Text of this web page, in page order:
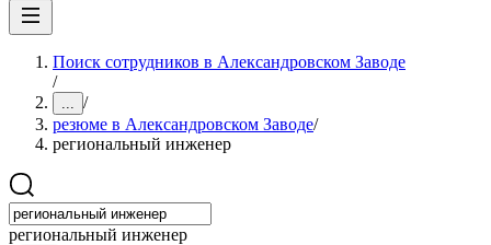
Поиск сотрудников в Александровском Заводе
/
... /
резюме в Александровском Заводе/
региональный инженер
региональный инженер